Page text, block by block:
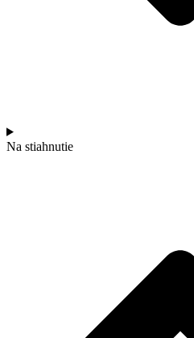
Na stiahnutie